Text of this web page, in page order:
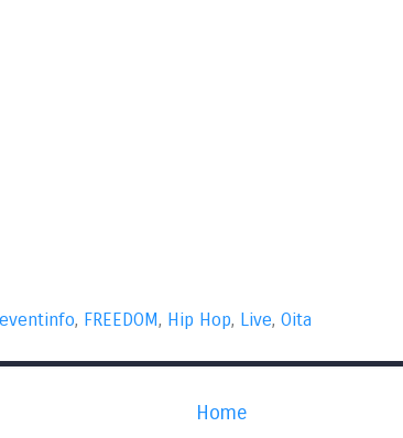
eventinfo, FREEDOM, Hip Hop, Live, Oita
Home